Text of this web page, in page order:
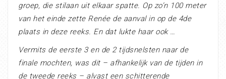
groep, die stilaan uit elkaar spatte. Op zo’n 100 meter
van het einde zette Renée de aanval in op de 4de
plaats in deze reeks. En dat lukte haar ook …
Vermits de eerste 3 en de 2 tijdsnelsten naar de
finale mochten, was dit – afhankelijk van de tijden in
de tweede reeks – alvast een schitterende